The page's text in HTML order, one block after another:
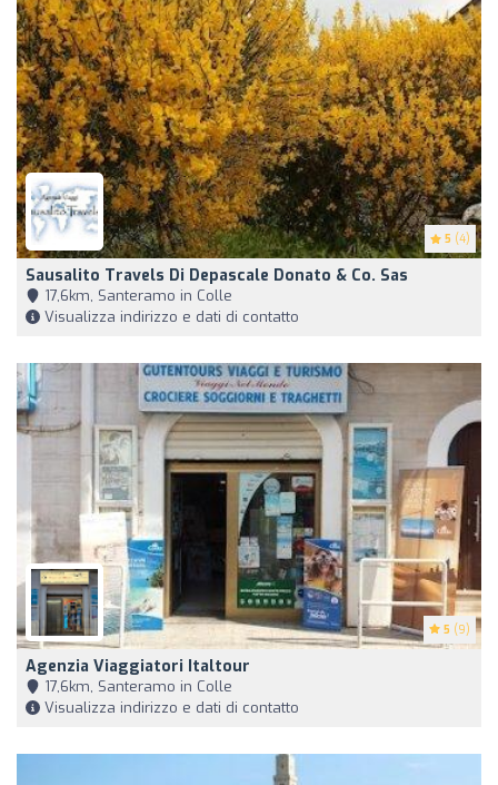
5 (4)
Sausalito Travels Di Depascale Donato & Co. Sas
17,6km, Santeramo in Colle
Visualizza indirizzo e dati di contatto
5 (9)
Agenzia Viaggiatori Italtour
17,6km, Santeramo in Colle
Visualizza indirizzo e dati di contatto